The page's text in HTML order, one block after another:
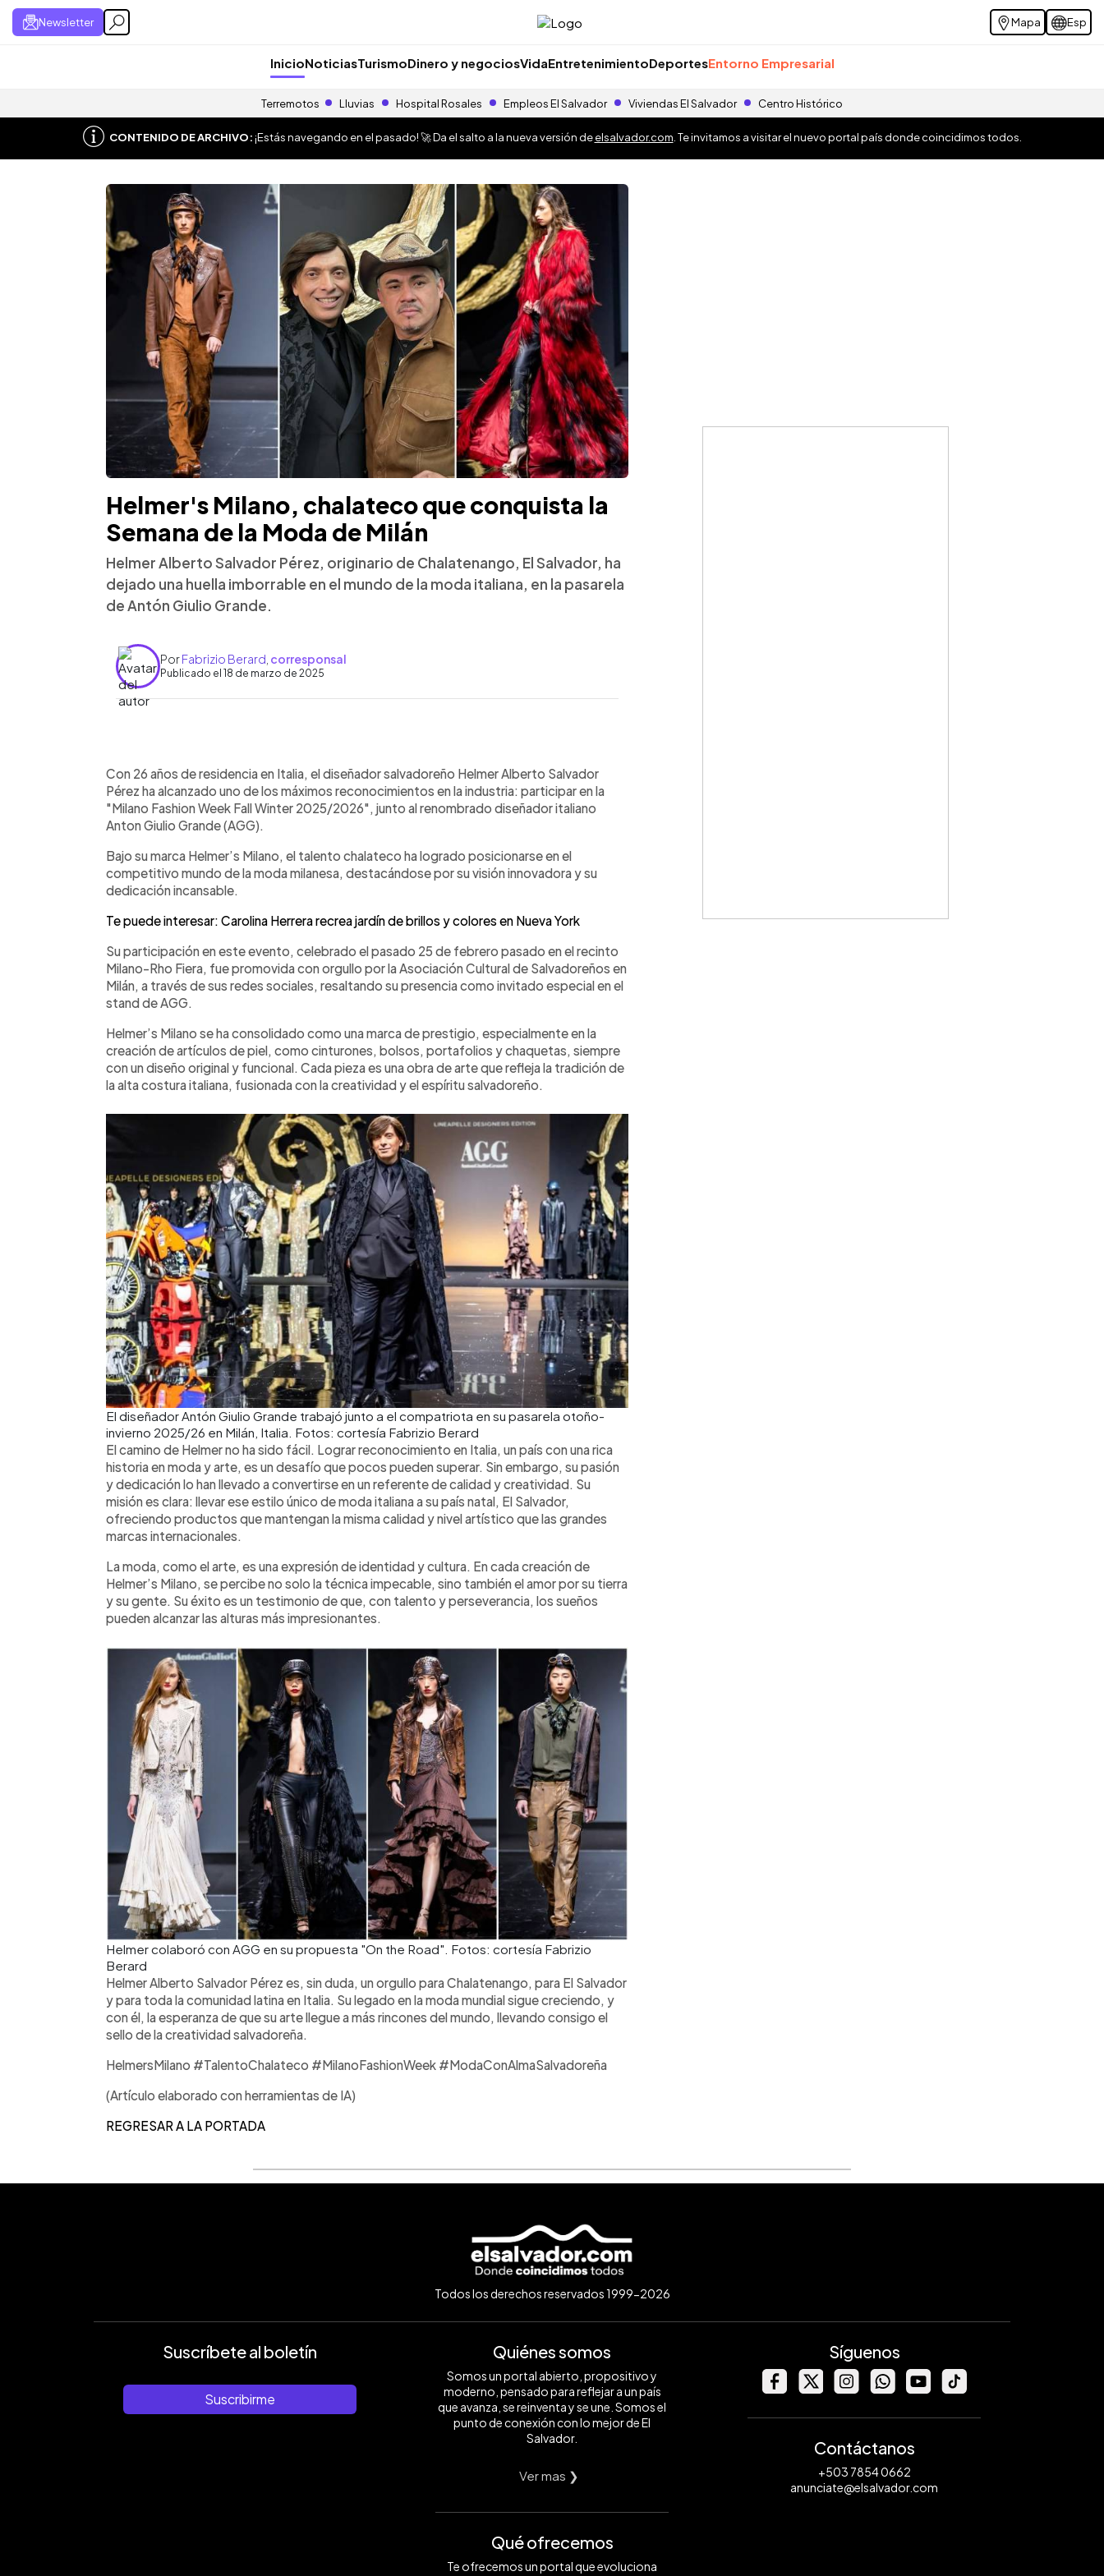
Newsletter Mapa Esp
InicioNoticiasTurismoDinero y negociosVidaEntretenimientoDeportesEntorno Empresarial
Terremotos Lluvias Hospital Rosales Empleos El Salvador Viviendas El Salvador Centro Histórico
CONTENIDO DE ARCHIVO:¡Estás navegando en el pasado! 🚀 Da el salto a la nueva versión deelsalvador.com . Te invitamos a visitar el nuevo portal país donde coincidimos todos.
Helmer's Milano, chalateco que conquista la
Semana de la Moda de Milán
Helmer Alberto Salvador Pérez, originario de Chalatenango, El Salvador, ha
dejado una huella imborrable en el mundo de la moda italiana, en la pasarela
de Antón Giulio Grande.
PorFabrizio Berard corresponsal
Publicado el 18 de marzo de 2025
► Escuchar artículo
Con 26 años de residencia en Italia, el diseñador salvadoreño Helmer Alberto Salvador
Pérez ha alcanzado uno de los máximos reconocimientos en la industria: participar en la
"Milano Fashion Week Fall Winter 2025/2026", junto al renombrado diseñador italiano
Anton Giulio Grande (AGG).
Bajo su marca Helmer’s Milano, el talento chalateco ha logrado posicionarse en el
competitivo mundo de la moda milanesa, destacándose por su visión innovadora y su
dedicación incansable.
Te puede interesar: Carolina Herrera recrea jardín de brillos y colores en Nueva York
Su participación en este evento, celebrado el pasado 25 de febrero pasado en el recinto
Milano-Rho Fiera, fue promovida con orgullo por la Asociación Cultural de Salvadoreños en
Milán, a través de sus redes sociales, resaltando su presencia como invitado especial en el
stand de AGG.
Helmer’s Milano se ha consolidado como una marca de prestigio, especialmente en la
creación de artículos de piel, como cinturones, bolsos, portafolios y chaquetas, siempre
con un diseño original y funcional. Cada pieza es una obra de arte que refleja la tradición de
la alta costura italiana, fusionada con la creatividad y el espíritu salvadoreño.
El diseñador Antón Giulio Grande trabajó junto a el compatriota en su pasarela otoño-
invierno 2025/26 en Milán, Italia. Fotos: cortesía Fabrizio Berard
El camino de Helmer no ha sido fácil. Lograr reconocimiento en Italia, un país con una rica
historia en moda y arte, es un desafío que pocos pueden superar. Sin embargo, su pasión
y dedicación lo han llevado a convertirse en un referente de calidad y creatividad. Su
misión es clara: llevar ese estilo único de moda italiana a su país natal, El Salvador,
ofreciendo productos que mantengan la misma calidad y nivel artístico que las grandes
marcas internacionales.
La moda, como el arte, es una expresión de identidad y cultura. En cada creación de
Helmer’s Milano, se percibe no solo la técnica impecable, sino también el amor por su tierra
y su gente. Su éxito es un testimonio de que, con talento y perseverancia, los sueños
pueden alcanzar las alturas más impresionantes.
Helmer colaboró con AGG en su propuesta "On the Road". Fotos: cortesía Fabrizio
Berard
Helmer Alberto Salvador Pérez es, sin duda, un orgullo para Chalatenango, para El Salvador
y para toda la comunidad latina en Italia. Su legado en la moda mundial sigue creciendo, y
con él, la esperanza de que su arte llegue a más rincones del mundo, llevando consigo el
sello de la creatividad salvadoreña.
HelmersMilano #TalentoChalateco #MilanoFashionWeek #ModaConAlmaSalvadoreña
(Artículo elaborado con herramientas de IA)
REGRESAR A LA PORTADA
Todos los derechos reservados 1999-2026
Suscríbete al boletín
Suscribirme
Quiénes somos
Somos un portal abierto, propositivo y
moderno, pensado para reflejar a un país
que avanza, se reinventa y se une. Somos el
punto de conexión con lo mejor de El
Salvador.
Ver mas ❯
Qué ofrecemos
Te ofrecemos un portal que evoluciona
Síguenos
Contáctanos
+503 7854 0662
anunciate@elsalvador.com